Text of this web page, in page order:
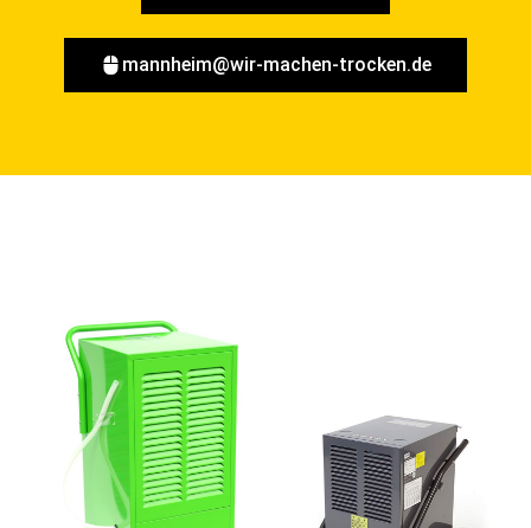
mannheim@wir-machen-trocken.de